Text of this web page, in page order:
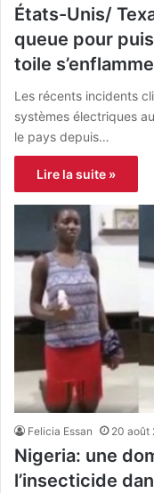
États-Unis/
queue pour
toile
Les récents incidents
systèmes électriques
le pays depuis…
Lire la suite »
Felicia Essan 20 août
Nigeria: une
l’insecticide